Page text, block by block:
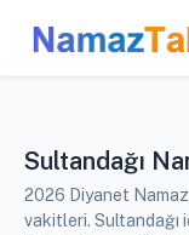
Sultandağı
2026 Diyanet
vakitleri. Sultandağı